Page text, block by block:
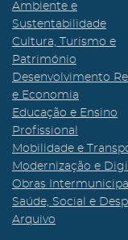
Ambiente e
Sustentabilidade
Cultura, Turismo e
Património
Desenvolvimento
e Economia
Educação e Ensino
Profissional
Mobilidade e
Modernização e
Obras
Saúde, Social e
Arquivo